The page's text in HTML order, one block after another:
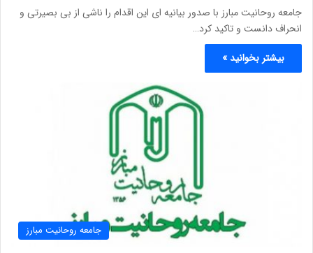
جامعه روحانیت مبارز با صدور بیانیه ای این اقدام را ناشی از بی بصیرتی و
انحراف دانست و تاکید کرد…
بیشتر بخوانید »
جامعه روحانیت مبارز